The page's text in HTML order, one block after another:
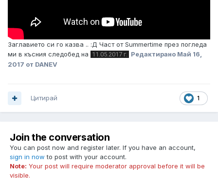
Заглавието си го казва .. :Д Част от Summertime през погледа
ми в късния следобед на 11.05.2017 г. Редактирано Май 16,
2017 от DANEV
1
Цитирай
Join the conversation
You can post now and register later. If you have an account,
sign in now to post with your account.
Note: Your post will require moderator approval before it will be
visible.